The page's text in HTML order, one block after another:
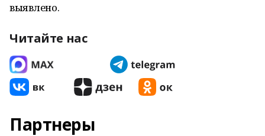
выявлено.
Читайте нас
Партнеры